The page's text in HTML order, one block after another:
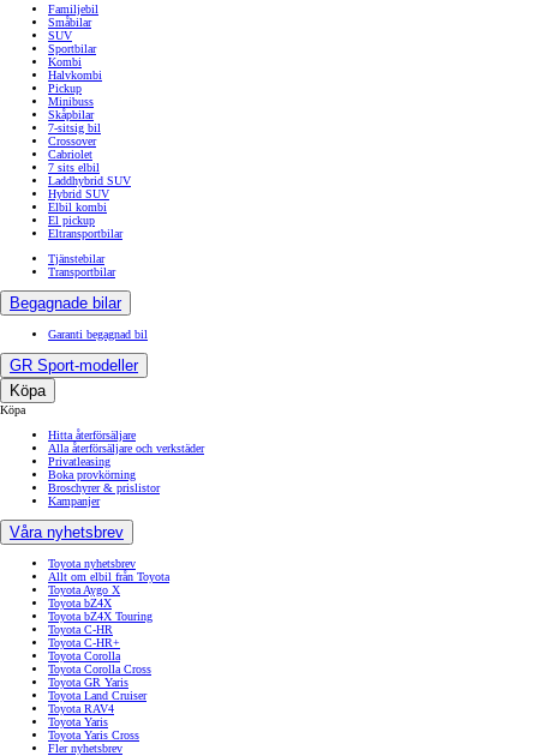
Familjebil
Småbilar
SUV
Sportbilar
Kombi
Halvkombi
Pickup
Minibuss
Skåpbilar
7-sitsig bil
Crossover
Cabriolet
7 sits elbil
Laddhybrid SUV
Hybrid SUV
Elbil kombi
El pickup
Eltransportbilar
Tjänstebilar
Transportbilar
Begagnade bilar
Garanti begagnad bil
GR Sport-modeller
Köpa
Köpa
Hitta återförsäljare
Alla återförsäljare och verkstäder
Privatleasing
Boka provkörning
Broschyrer & prislistor
Kampanjer
Våra nyhetsbrev
Toyota nyhetsbrev
Allt om elbil från Toyota
Toyota Aygo X
Toyota bZ4X
Toyota bZ4X Touring
Toyota C-HR
Toyota C-HR+
Toyota Corolla
Toyota Corolla Cross
Toyota GR Yaris
Toyota Land Cruiser
Toyota RAV4
Toyota Yaris
Toyota Yaris Cross
Fler nyhetsbrev